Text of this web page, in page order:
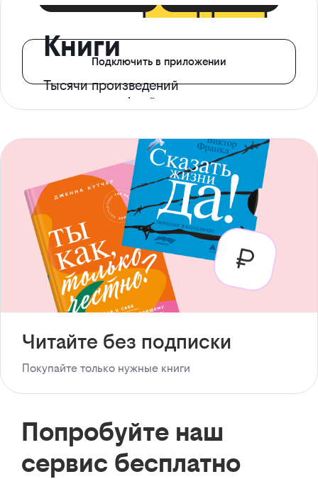
Книги
Тысячи произведений
с доступом офлайн
Подключить в приложении
Читайте без подписки
Покупайте только нужные книги
Попробуйте наш
сервис бесплатно